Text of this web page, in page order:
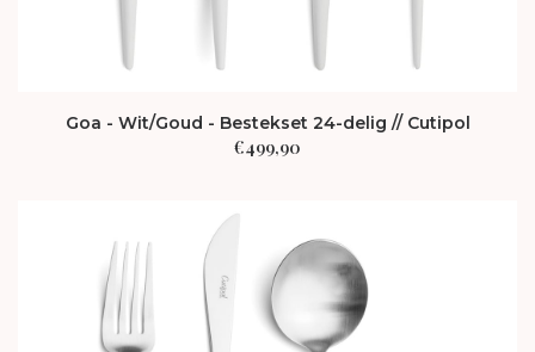
Goa - Wit/Goud - Bestekset 24-delig // Cutipol
€499,90